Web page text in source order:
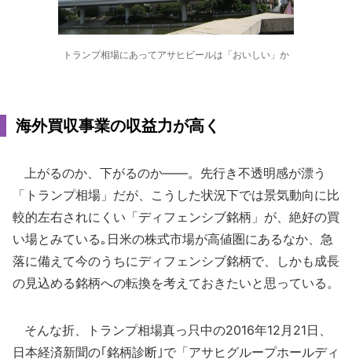
トランプ相場にあってアサヒビールは「おいしい」か
海外買収事業の収益力が高く
上がるのか、下がるのか――。先行き不透明感が漂う
「トランプ相場」だが、こうした状況下では景気動向に比
較的左右されにくい「ディフェンシブ銘柄」が、絶好の買
い場とみている｡日米の株式市場が高値圏にあるなか、急
落に備えて今のうちにディフェンシブ銘柄で、しかも成長
の見込める銘柄への転換を考えておきたいと思っている。
そんな折、トランプ相場真っ只中の2016年12月21日、
日本経済新聞の｢銘柄診断｣で「アサヒグループホールディ